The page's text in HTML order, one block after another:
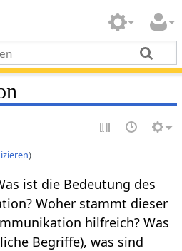
)
ist die Bedeutung des
Woher stammt dieser
hilfreich? Was
Begriffe), was sind